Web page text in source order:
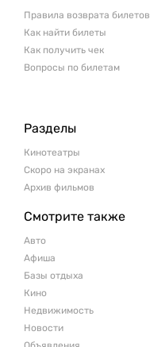
Правила возврата билетов
Как найти билеты
Как получить чек
Вопросы по билетам
Разделы
Кинотеатры
Скоро на экранах
Архив фильмов
Смотрите также
Авто
Афиша
Базы отдыха
Кино
Недвижимость
Новости